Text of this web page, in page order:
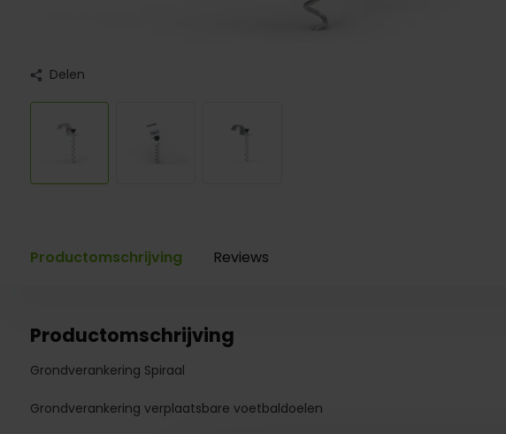
Delen
Productomschrijving Reviews
Productomschrijving
Grondverankering Spiraal
Grondverankering verplaatsbare voetbaldoelen